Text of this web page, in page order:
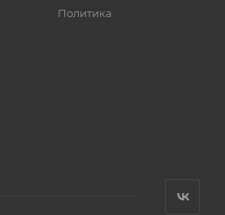
длина: 70мм
Политика